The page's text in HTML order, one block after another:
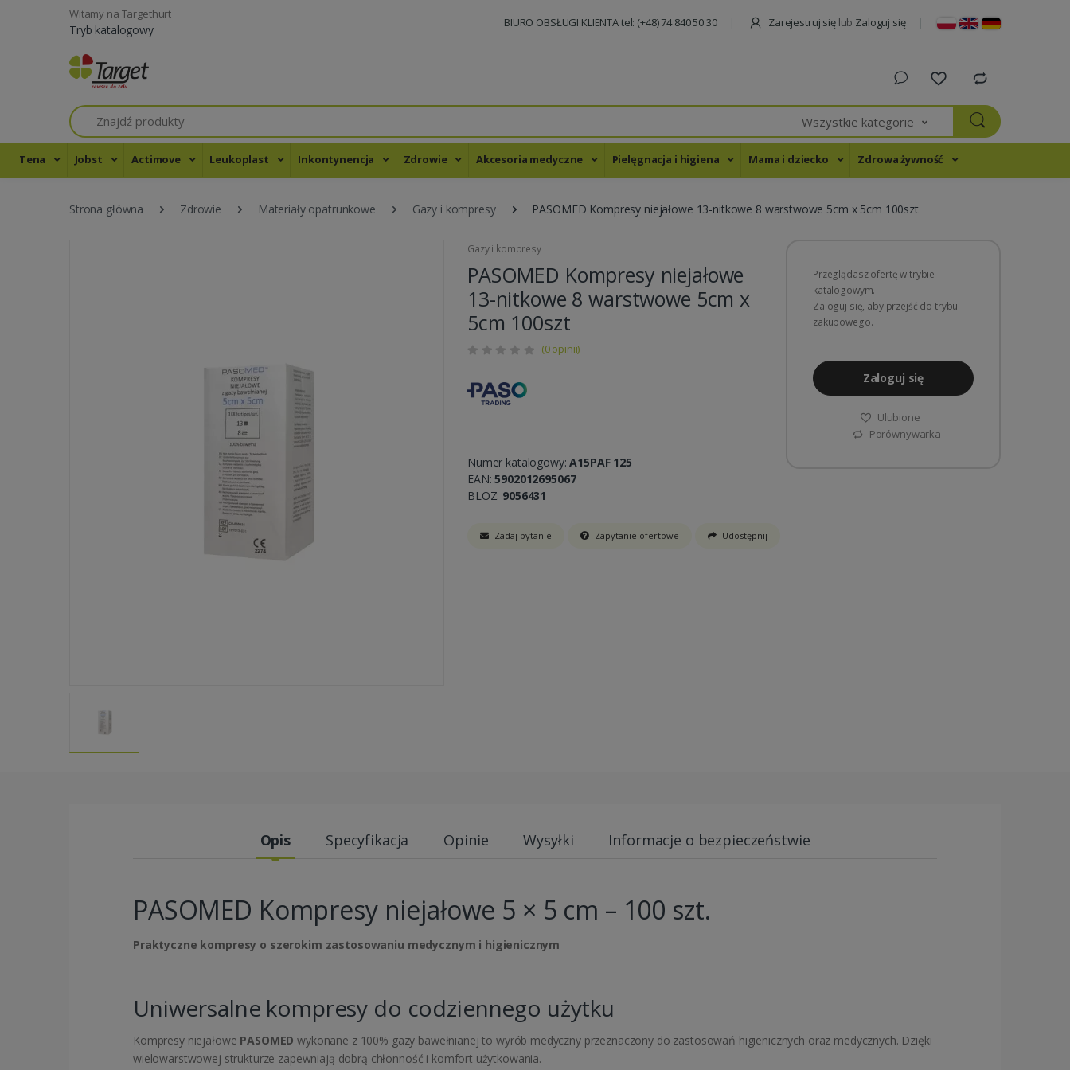
Witamy na Targethurt
Tryb katalogowy BIURO OBSŁUGI KLIENTA tel: (+48) 74 840 50 30 Zarejestruj się lub Zaloguj się
Szukaj
Wszystkie kategorie
Tena Jobst Actimove Leukoplast Inkontynencja Zdrowie Akcesoria medyczne Pielęgnacja i higiena Mama i dziecko Zdrowa żywność
Strona główna Zdrowie Materiały opatrunkowe Gazy i kompresy PASOMED Kompresy niejałowe 13-nitkowe 8 warstwowe 5cm x 5cm 100szt
Gazy i kompresy
PASOMED Kompresy niejałowe
13-nitkowe 8 warstwowe 5cm x
5cm 100szt
(0 opinii)
Numer katalogowy:A15PAF 125
EAN:5902012695067
BLOZ: 9056431
Zadaj pytanie Zapytanie ofertowe Udostępnij
Przeglądasz ofertę w trybie
katalogowym.
Zaloguj się, aby przejść do trybu
zakupowego.
Zaloguj się
Ulubione
Porównywarka
Opis Specyfikacja Opinie Wysyłki Informacje o bezpieczeństwie
PASOMED Kompresy niejałowe 5 × 5 cm – 100 szt.
Praktyczne kompresy o szerokim zastosowaniu medycznym i higienicznym
Uniwersalne kompresy do codziennego użytku
Kompresy niejałowe PASOMED wykonane z 100% gazy bawełnianej to wyrób medyczny przeznaczony do zastosowań higienicznych oraz medycznych. Dzięki
wielowarstwowej strukturze zapewniają dobrą chłonność i komfort użytkowania.